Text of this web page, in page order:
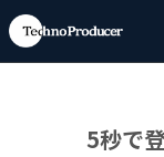
試しに簡単な内
塾的な考え方を
5秒で